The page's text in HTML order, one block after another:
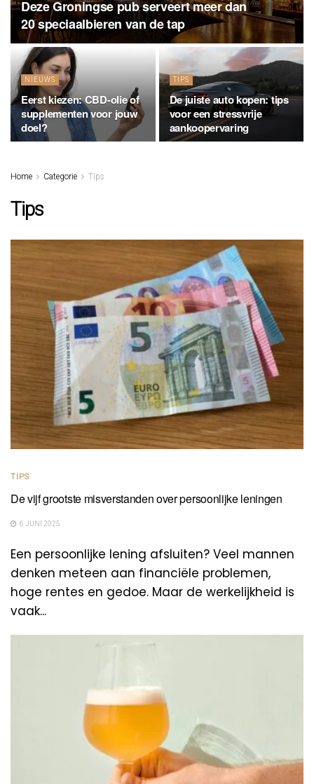
Deze Groningse pub serveert meer dan
20 speciaalbieren van de tap
NIEUWS
Eerst kiezen: CBD-olie of
supplementen voor jouw
doel?
TIPS
De juiste auto kopen: tips
voor een stressvrije
aankoopervaring
Home Categorie Tips
Tips
TIPS
De vijf grootste misverstanden over persoonlijke leningen
6 JUNI 2025
Een persoonlijke lening afsluiten? Veel mannen
denken meteen aan financiële problemen,
hoge rentes en gedoe. Maar de werkelijkheid is
vaak...